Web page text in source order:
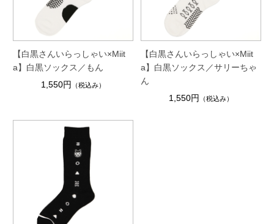
【白黒さんいらっしゃい×Miit
a】白黒ソックス／もん
1,550円
（税込み）
【白黒さんいらっしゃい×Miit
a】白黒ソックス／サリーちゃ
ん
1,550円
（税込み）